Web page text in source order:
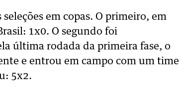
em copas. O primeiro, em
1x0. O segundo foi
última rodada da primeira fase, o
e entrou em campo com um time
5x2.